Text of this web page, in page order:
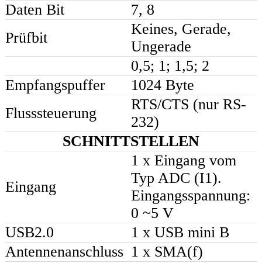
Daten Bit
7, 8
Prüfbit
Keines, Gerade,
Ungerade
0,5; 1; 1,5; 2
Empfangspuffer
1024 Byte
Flusssteuerung
RTS/CTS (nur RS-
232)
SCHNITTSTELLEN
Eingang
1 x Eingang vom
Typ ADC (I1).
Eingangsspannung:
0 ~5 V
USB2.0
1 x USB mini B
Antennenanschluss 1 x SMA(f)